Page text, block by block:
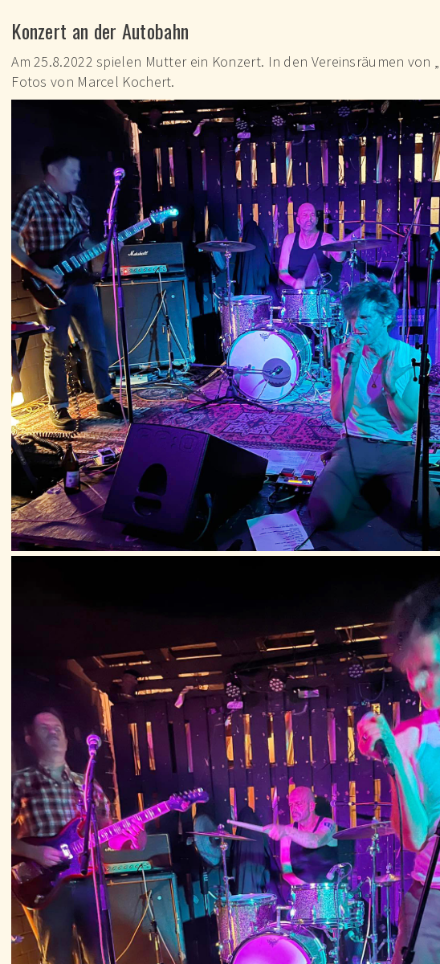
Konzert an der Autobahn
Am 25.8.2022 spielen Mutter ein Konzert. In den Vereinsräumen von
Fotos von Marcel Kochert.